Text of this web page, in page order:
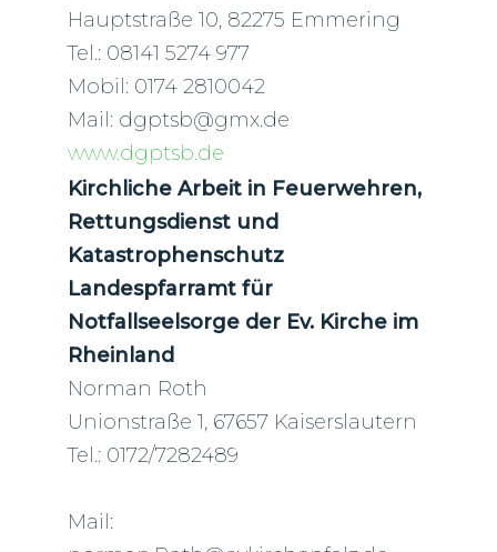
Hauptstraße 10, 82275 Emmering
Tel.: 08141 5274 977
Mobil: 0174 2810042
Mail: dgptsb@gmx.de
www.dgptsb.de
Kirchliche Arbeit in Feuerwehren,
Rettungsdienst und
Katastrophenschutz
Landespfarramt für
Notfallseelsorge der Ev. Kirche im
Rheinland
Norman Roth
Unionstraße 1, 67657 Kaiserslautern
Tel.: 0172/7282489
Mail: